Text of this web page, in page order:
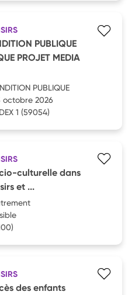
PUBLIQUE
PROJET MEDIA
PUBLIQUE
2026
1 (59054)
culturelle dans
et ...
des enfants